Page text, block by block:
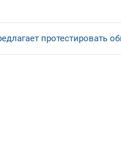
протестировать